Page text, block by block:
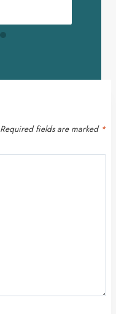
Required fields are marked *